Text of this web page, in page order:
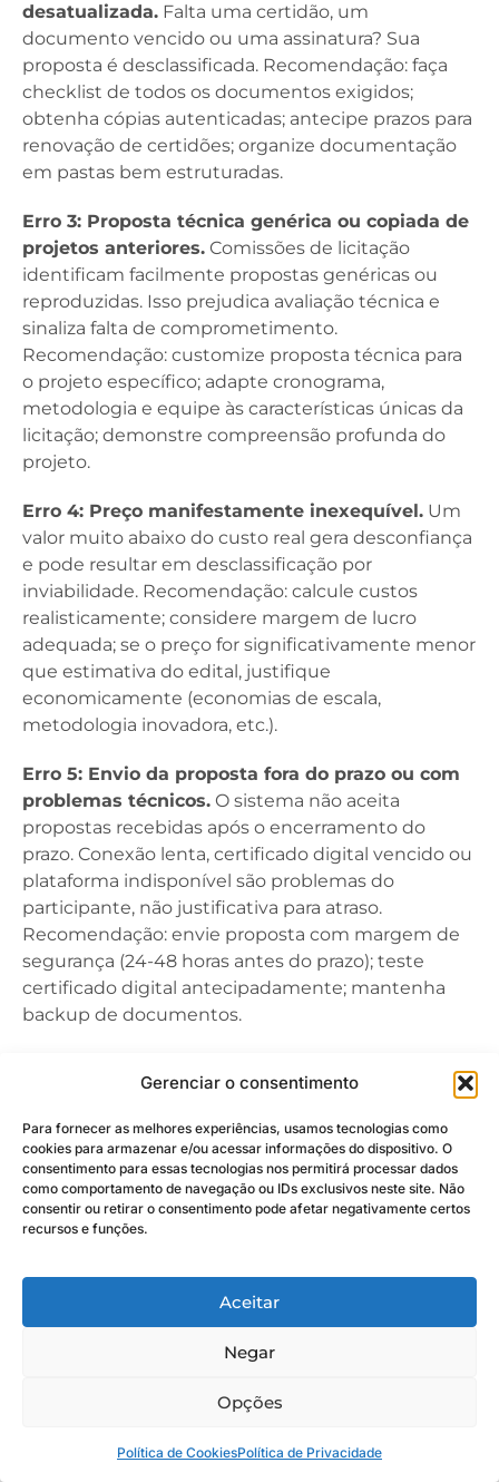
Gerenciar o consentimento
Para fornecer as melhores experiências, usamos tecnologias como
cookies para armazenar e/ou acessar informações do dispositivo. O
consentimento para essas tecnologias nos permitirá processar dados
como comportamento de navegação ou IDs exclusivos neste site. Não
consentir ou retirar o consentimento pode afetar negativamente certos
recursos e funções.
Aceitar
Negar
Opções
Política de CookiesPolítica de Privacidade
desatualizada. Falta uma certidão, um
documento vencido ou uma assinatura? Sua
proposta é desclassificada. Recomendação: faça
checklist de todos os documentos exigidos;
obtenha cópias autenticadas; antecipe prazos para
renovação de certidões; organize documentação
em pastas bem estruturadas.
Erro 3: Proposta técnica genérica ou copiada de
projetos anteriores. Comissões de licitação
identificam facilmente propostas genéricas ou
reproduzidas. Isso prejudica avaliação técnica e
sinaliza falta de comprometimento.
Recomendação: customize proposta técnica para
o projeto específico; adapte cronograma,
metodologia e equipe às características únicas da
licitação; demonstre compreensão profunda do
projeto.
Erro 4: Preço manifestamente inexequível. Um
valor muito abaixo do custo real gera desconfiança
e pode resultar em desclassificação por
inviabilidade. Recomendação: calcule custos
realisticamente; considere margem de lucro
adequada; se o preço for significativamente menor
que estimativa do edital, justifique
economicamente (economias de escala,
metodologia inovadora, etc.).
Erro 5: Envio da proposta fora do prazo ou com
problemas técnicos. O sistema não aceita
propostas recebidas após o encerramento do
prazo. Conexão lenta, certificado digital vencido ou
plataforma indisponível são problemas do
participante, não justificativa para atraso.
Recomendação: envie proposta com margem de
segurança (24-48 horas antes do prazo); teste
certificado digital antecipadamente; mantenha
backup de documentos.
Proposta sem assinatura digital válida é
rejeitada automaticamente. Recomendação:
mantenha certificado digital atualizado (e-CNPJ ou
e-CPF); teste assinatura em documento teste
antes de assinar proposta final; verifique validade
do certificado antes da data de envio.
Erro 7: Não acompanhar resultado e prazos para
Se sua proposta é desclassificada, há
prazo para interpor recurso (geralmente 5 dias).
Perder esse prazo significa perder oportunidade
resultado preliminar; se discordar de
fundamentado; respeite prazos rigorosamente.